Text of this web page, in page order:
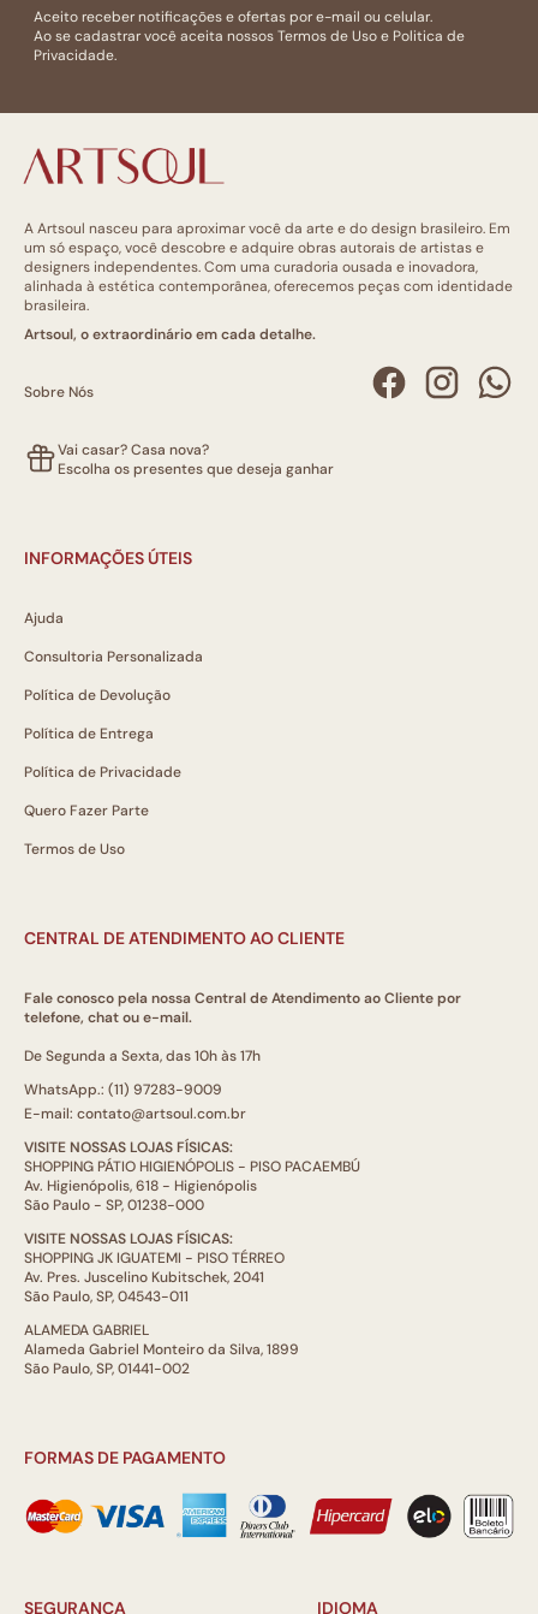
Aceito receber notificações e ofertas por e-mail ou celular.
Ao se cadastrar você aceita nossosTermos de Usoe Politica de
Privacidade.
A Artsoul nasceu para aproximar você da arte e do design brasileiro. Em
um só espaço, você descobre e adquire obras autorais de artistas e
designers independentes. Com uma curadoria ousada e inovadora,
alinhada à estética contemporânea, oferecemos peças com identidade
brasileira.
Artsoul, o extraordinário em cada detalhe.
Sobre Nós
Vai casar? Casa nova?
Escolha os presentes que deseja ganhar
INFORMAÇÕES ÚTEIS
Ajuda
Consultoria Personalizada
Política de Devolução
Política de Entrega
Política de Privacidade
Quero Fazer Parte
Termos de Uso
CENTRAL DE ATENDIMENTO AO CLIENTE
Fale conosco pela nossa Central de Atendimento ao Cliente por
telefone, chat ou e-mail.
De Segunda a Sexta, das 10h às 17h
WhatsApp.: (11) 97283-9009
E-mail: contato@artsoul.com.br
VISITE NOSSAS LOJAS FÍSICAS:
SHOPPING PÁTIO HIGIENÓPOLIS - PISO PACAEMBÚ
Av. Higienópolis, 618 - Higienópolis
São Paulo - SP, 01238-000
VISITE NOSSAS LOJAS FÍSICAS:
SHOPPING JK IGUATEMI - PISO TÉRREO
Av. Pres. Juscelino Kubitschek, 2041
São Paulo, SP, 04543-011
ALAMEDA GABRIEL
Alameda Gabriel Monteiro da Silva, 1899
São Paulo, SP, 01441-002
FORMAS DE PAGAMENTO
SEGURANÇA IDIOMA